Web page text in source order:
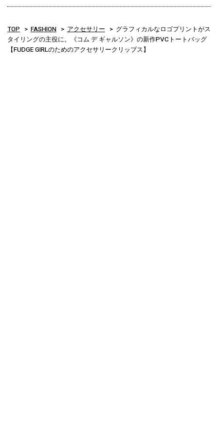
TOP FASHION アクセサリー
グラフィカルなロゴプリントがス
タイリングの主役に。《コム デ ギャルソン》の新作PVCトートバッグ
【FUDGE GIRLのためのアクセサリークリップス】